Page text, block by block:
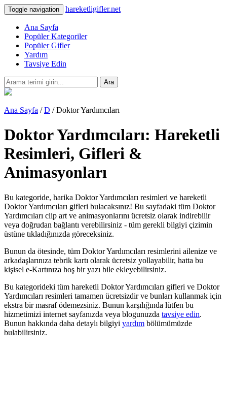
Toggle navigation hareketligifler.net
Ana Sayfa
Popüler Kategoriler
Popüler Gifler
Yardım
Tavsiye Edin
Ara
Ana Sayfa /D / Doktor Yardımcıları
Doktor Yardımcıları: Hareketli
Resimleri, Gifleri &
Animasyonları
Bu kategoride, harika Doktor Yardımcıları resimleri ve hareketli
Doktor Yardımcıları gifleri bulacaksınız! Bu sayfadaki tüm Doktor
Yardımcıları clip art ve animasyonlarını ücretsiz olarak indirebilir
veya doğrudan bağlantı verebilirsiniz - tüm gerekli bilgiyi çizimin
üstüne tıkladığınızda göreceksiniz.
Bunun da ötesinde, tüm Doktor Yardımcıları resimlerini ailenize ve
arkadaşlarınıza tebrik kartı olarak ücretsiz yollayabilir, hatta bu
kişisel e-Kartınıza hoş bir yazı bile ekleyebilirsiniz.
Bu kategorideki tüm hareketli Doktor Yardımcıları gifleri ve Doktor
Yardımcıları resimleri tamamen ücretsizdir ve bunları kullanmak için
ekstra bir masraf ödemezsiniz. Bunun karşılığında lütfen bu
hizmetimizi internet sayfanızda veya blogunuzda tavsiye edin.
Bunun hakkında daha detaylı bilgiyi yardım bölümümüzde
bulabilirsiniz.